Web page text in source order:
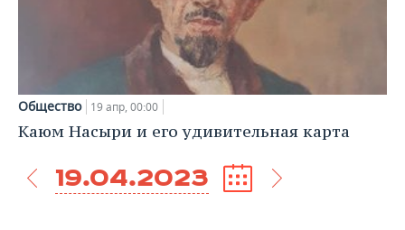
Общество 19 апр, 00:00
Каюм Насыри и его удивительная карта
19.04.2023